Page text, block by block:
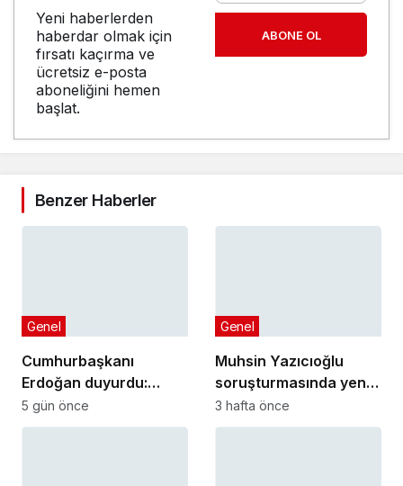
Yeni haberlerden
haberdar olmak için
fırsatı kaçırma ve
ücretsiz e-posta
aboneliğini hemen
başlat.
ABONE OL
Benzer Haberler
Cumhurbaşkanı
Erdoğan duyurdu:
Kiralık sosyal konut
projesi eylülde başlıyor
Genel
5 gün önce
Muhsin Yazıcıoğlu
soruşturmasında yeni
gelişme!
Genel
3 hafta önce